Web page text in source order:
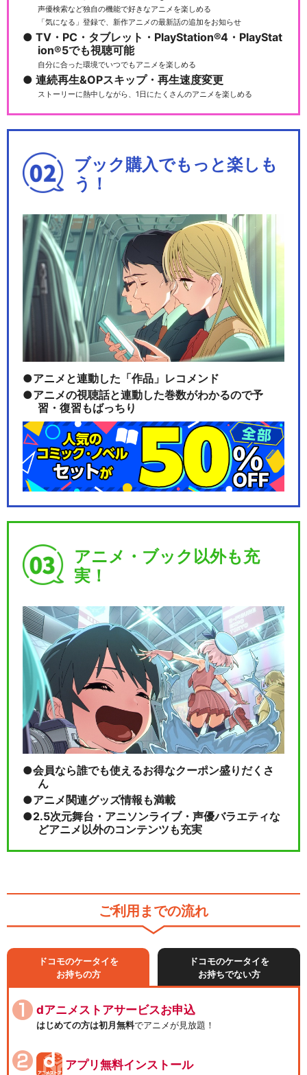
声優検索など独自の機能で好きなアニメを楽しめる
「気になる」登録で、新作アニメの最新話の追加をお知らせ
TV・PC・タブレット・PlayStation®4・PlayStat
ion®5でも視聴可能
自分に合った環境でいつでもアニメを楽しめる
連続再生&OPスキップ・再生速度変更
ストーリーに熱中しながら、1日にたくさんのアニメを楽しめる
ブック購入でもっと楽しも
う！
アニメと連動した「作品」レコメンド
アニメの視聴話と連動した巻数がわかるので予
習・復習もばっちり
アニメ・ブック以外も充
実！
会員なら誰でも使えるお得なクーポン盛りだくさ
ん
アニメ関連グッズ情報も満載
2.5次元舞台・アニソンライブ・声優バラエティな
どアニメ以外のコンテンツも充実
ご利用までの流れ
ドコモのケータイを
お持ちの方
ドコモのケータイを
お持ちでない方
dアニメストアサービスお申込
はじめての方は初月無料でアニメが見放題！
アプリ無料インストール